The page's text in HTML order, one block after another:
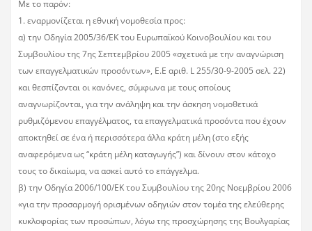
Με το παρόν:
1. εναρμονίζεται η εθνική νομοθεσία προς:
α) την Οδηγία 2005/36/ΕΚ του Ευρωπαϊκού Κοινοβουλίου και του
Συμβουλίου της 7ης Σεπτεμβρίου 2005 «σχετικά με την αναγνώριση
των επαγγελματικών προσόντων», Ε.Ε αριθ. L 255/30-9-2005 σελ. 22)
και θεσπίζονται οι κανόνες, σύμφωνα με τους οποίους
αναγνωρίζονται, για την ανάληψη και την άσκηση νομοθετικά
ρυθμιζόμενου επαγγέλματος, τα επαγγελματικά προσόντα που έχουν
αποκτηθεί σε ένα ή περισσότερα άλλα κράτη μέλη (στο εξής
αναφερόμενα ως “κράτη μέλη καταγωγής”) και δίνουν στον κάτοχο
τους το δικαίωμα, να ασκεί αυτό το επάγγελμα.
β) την Οδηγία 2006/100/ΕΚ του Συμβουλίου της 20ης Νοεμβρίου 2006
«για την προσαρμογή ορισμένων οδηγιών στον τομέα της ελεύθερης
κυκλοφορίας των προσώπων, λόγω της προσχώρησης της Βουλγαρίας